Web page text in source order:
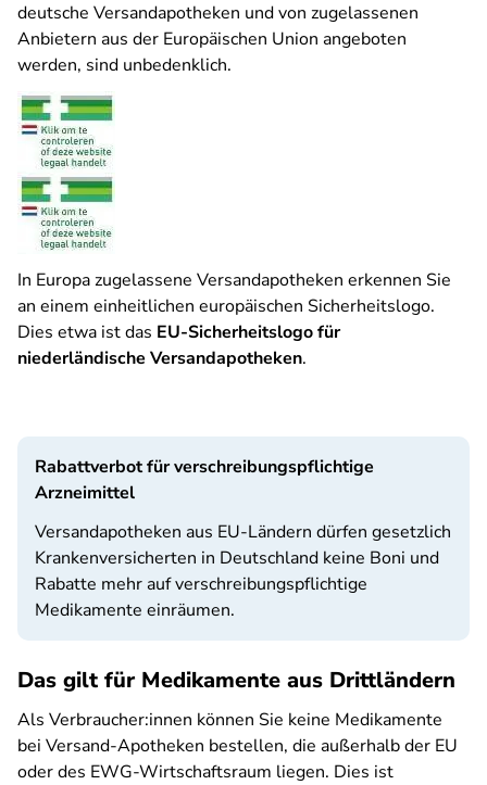
deutsche Versandapotheken und von zugelassenen
Anbietern aus der Europäischen Union angeboten
werden, sind unbedenklich.
In Europa zugelassene Versandapotheken erkennen Sie
an einem einheitlichen europäischen Sicherheitslogo.
Dies etwa ist das EU-Sicherheitslogo für
niederländische Versandapotheken.
Rabattverbot für verschreibungspflichtige
Arzneimittel
Versandapotheken aus EU-Ländern dürfen gesetzlich
Krankenversicherten in Deutschland keine Boni und
Rabatte mehr auf verschreibungspflichtige
Medikamente einräumen.
Das gilt für Medikamente aus Drittländern
Als Verbraucher:innen können Sie keine Medikamente
bei Versand-Apotheken bestellen, die außerhalb der EU
oder des EWG-Wirtschaftsraum liegen. Dies ist